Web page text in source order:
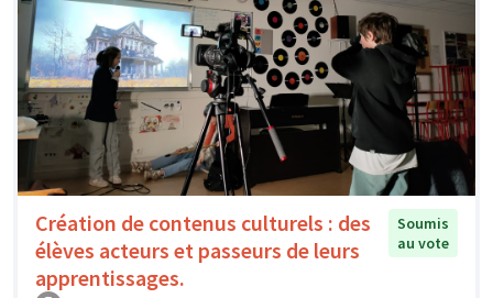
Création de contenus culturels : des
élèves acteurs et passeurs de leurs
apprentissages.
Soumis
au vote